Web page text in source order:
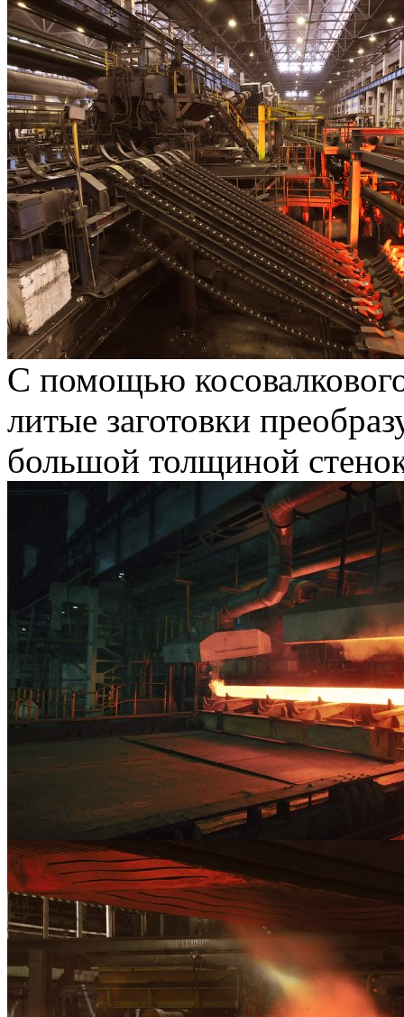
С помощью
литые заготовки
большой толщиной